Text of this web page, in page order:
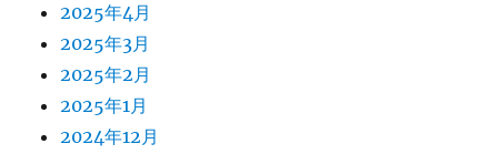
2025年4月
2025年3月
2025年2月
2025年1月
2024年12月